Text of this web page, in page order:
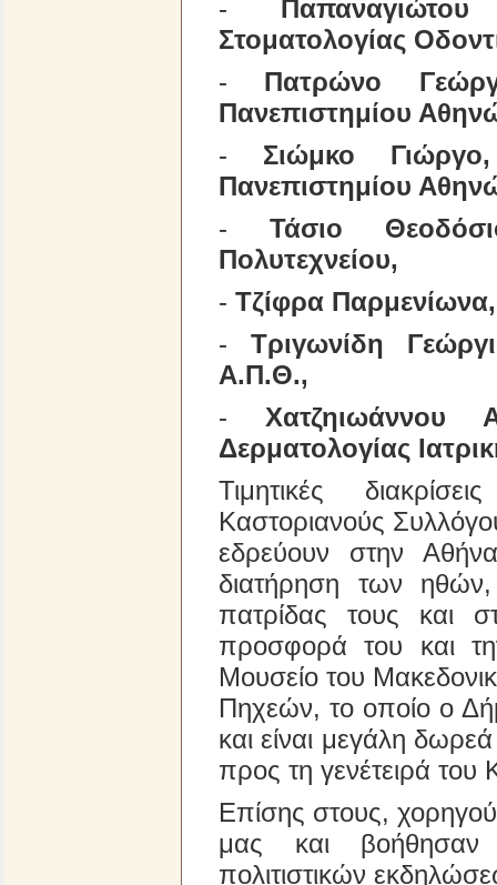
-
Στοματολογίας
- Πατρώνο
Πανεπιστημίου
- Σιώμκο
Πανεπιστημίου
-Τάσιο
Πολυτεχνείου,
- Τζίφρα
- Τριγωνίδη
Α.Π.Θ.,
- Χατζηιωάννου
Δερματολογίας
Τιμητικές
Καστοριανούς
εδρεύουν στην
διατήρηση των ηθών,
πατρίδας τους και
προσφορά του και
Μουσείο του
Πηχεών, το οποίο ο
και είναι μεγάλη
προς τη γενέτειρά του
Επίσης στους,
μας και βοήθησαν
πολιτιστικών